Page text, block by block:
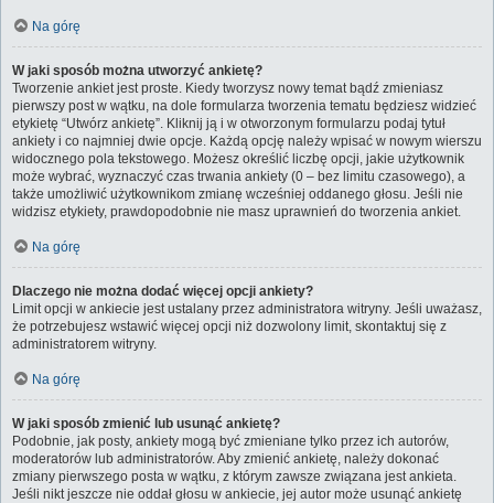
Na górę
W jaki sposób można utworzyć ankietę?
Tworzenie ankiet jest proste. Kiedy tworzysz nowy temat bądź zmieniasz
pierwszy post w wątku, na dole formularza tworzenia tematu będziesz widzieć
etykietę “Utwórz ankietę”. Kliknij ją i w otworzonym formularzu podaj tytuł
ankiety i co najmniej dwie opcje. Każdą opcję należy wpisać w nowym wierszu
widocznego pola tekstowego. Możesz określić liczbę opcji, jakie użytkownik
może wybrać, wyznaczyć czas trwania ankiety (0 – bez limitu czasowego), a
także umożliwić użytkownikom zmianę wcześniej oddanego głosu. Jeśli nie
widzisz etykiety, prawdopodobnie nie masz uprawnień do tworzenia ankiet.
Na górę
Dlaczego nie można dodać więcej opcji ankiety?
Limit opcji w ankiecie jest ustalany przez administratora witryny. Jeśli uważasz,
że potrzebujesz wstawić więcej opcji niż dozwolony limit, skontaktuj się z
administratorem witryny.
Na górę
W jaki sposób zmienić lub usunąć ankietę?
Podobnie, jak posty, ankiety mogą być zmieniane tylko przez ich autorów,
moderatorów lub administratorów. Aby zmienić ankietę, należy dokonać
zmiany pierwszego posta w wątku, z którym zawsze związana jest ankieta.
Jeśli nikt jeszcze nie oddał głosu w ankiecie, jej autor może usunąć ankietę